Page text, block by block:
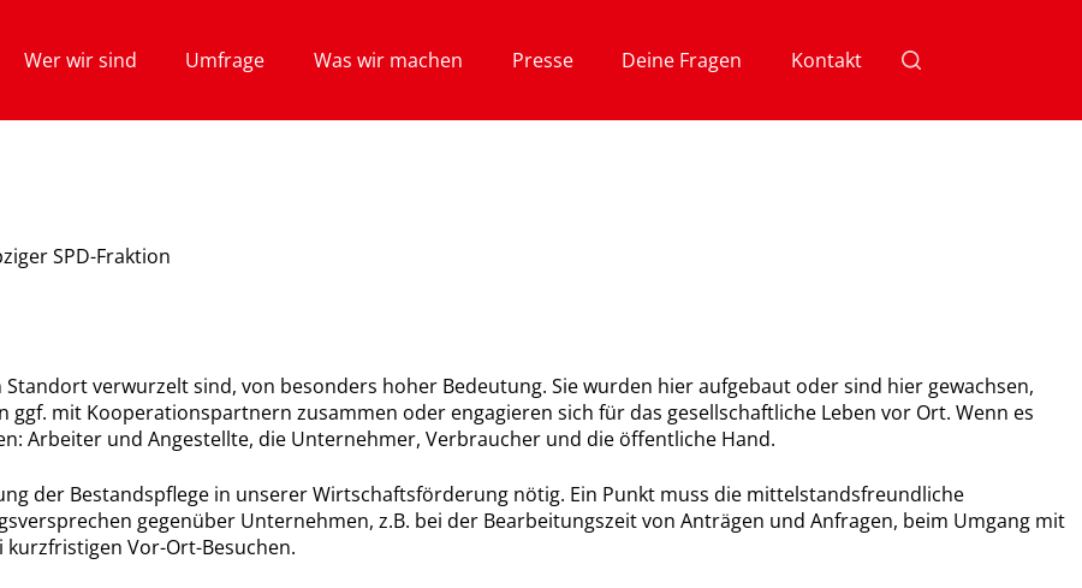
Wer wir sind Umfrage Was wir machen Presse Deine Fragen Kontakt
SPD-Fraktion
verwurzelt sind, von besonders hoher Bedeutung. Sie wurden hier aufgebaut oder sind hier gewachsen,
mit Kooperationspartnern zusammen oder engagieren sich für das gesellschaftliche Leben vor Ort. Wenn es
Arbeiter und Angestellte, die Unternehmer, Verbraucher und die öffentliche Hand.
der Bestandspflege in unserer Wirtschaftsförderung nötig. Ein Punkt muss die mittelstandsfreundliche
gegenüber Unternehmen, z.B. bei der Bearbeitungszeit von Anträgen und Anfragen, beim Umgang mit
kurzfristigen Vor-Ort-Besuchen.